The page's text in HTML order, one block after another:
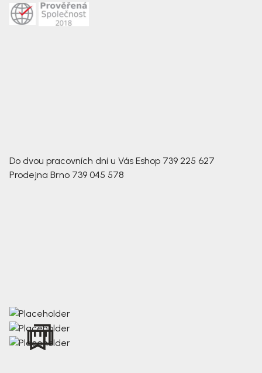
Do dvou pracovních dní u Vás Eshop 739 225 627
Prodejna Brno 739 045 578